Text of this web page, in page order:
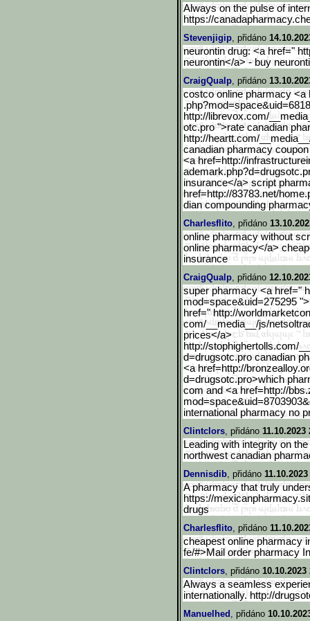
Always on the pulse of
https://
Stevenjigip, přidáno
neurontin drug: <a href="
neurontin</a> - buy
CraigQualp, přidáno
costco online pharmacy <a
http://librevox.com/
otc.pro ">rate canadian
http://heartt.com/__media
canadian pharmacy
<a href=http://
insurance</a> script
href=http://83783.net/
dian compounding
Charlesflito, přidáno
online pharmacy without
online pharmacy</a>
insurance
CraigQualp, přidáno
super pharmacy <a href="
mod=space&uid=275295
href=" http://
com/__media__/js/
prices</a>
http://stophighertolls.com/
d=drugsotc.pro canadian
<a href=http://
d=drugsotc.pro>which
com and <a href=http://
mod=space&uid=8703903&
international pharmacy no
Clintclors, přidáno 11.10.2023
Leading with integrity on
northwest canadian
Dennisdib, přidáno
A pharmacy that truly
https://
drugs
Charlesflito, přidáno
cheapest online pharmacy
fe/#>Mail order pharmacy
Clintclors, přidáno 10.10.2023
Always a seamless
internationally. http://
Manuelhed , přidáno